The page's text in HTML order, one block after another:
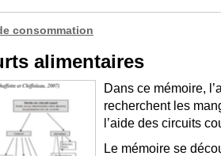
consommation
alimentaires
Dans ce mémoire,
recherchent les
l’aide des circuits
Le mémoire se